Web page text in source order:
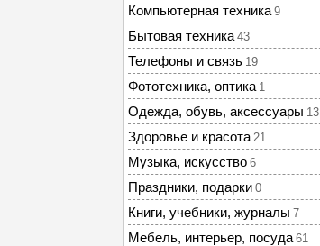
Компьютерная техника 9
Бытовая техника 43
Телефоны и связь 19
Фототехника, оптика 1
Одежда, обувь, аксессуары 13
Здоровье и красота 21
Музыка, искусство 6
Праздники, подарки 0
Книги, учебники, журналы 7
Мебель, интерьер, посуда 61